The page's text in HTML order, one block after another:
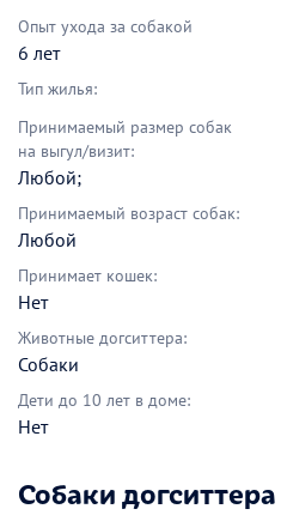
Опыт ухода за собакой
6 лет
Тип жилья:
Принимаемый размер собак
на выгул/визит:
Любой;
Принимаемый возраст собак:
Любой
Принимает кошек:
Нет
Животные догситтера:
Собаки
Дети до 10 лет в доме:
Нет
Собаки догситтера